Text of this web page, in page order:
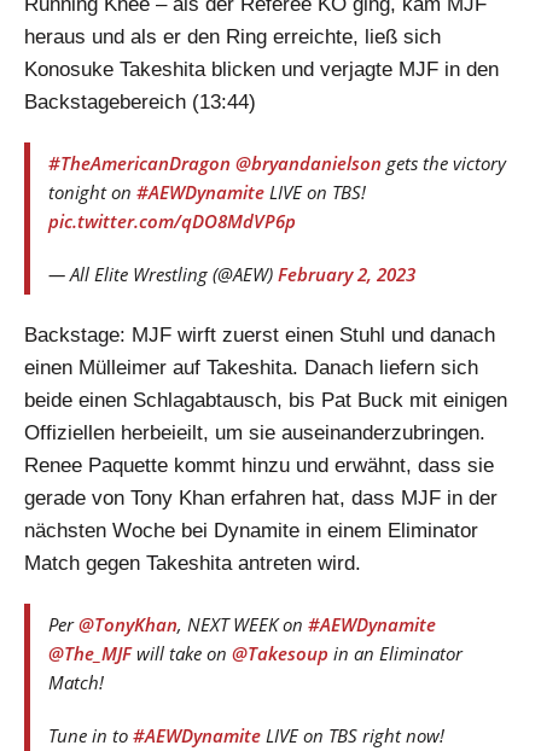
Running Knee – als der Referee KO ging, kam MJF
heraus und als er den Ring erreichte, ließ sich
Konosuke Takeshita blicken und verjagte MJF in den
Backstagebereich (13:44)
#TheAmericanDragon @bryandanielson gets the victory
tonight on #AEWDynamite LIVE on TBS!
pic.twitter.com/qDO8MdVP6p
— All Elite Wrestling (@AEW) February 2, 2023
Backstage: MJF wirft zuerst einen Stuhl und danach
einen Mülleimer auf Takeshita. Danach liefern sich
beide einen Schlagabtausch, bis Pat Buck mit einigen
Offiziellen herbeieilt, um sie auseinanderzubringen.
Renee Paquette kommt hinzu und erwähnt, dass sie
gerade von Tony Khan erfahren hat, dass MJF in der
nächsten Woche bei Dynamite in einem Eliminator
Match gegen Takeshita antreten wird.
Per@TonyKhan, NEXT WEEK on #AEWDynamite
@The_MJFwill take on @Takesoup in an Eliminator
Match!
Tune in to #AEWDynamite LIVE on TBS right now!